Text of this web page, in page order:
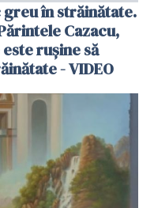
în străinătate.
Cazacu,
rușine să
- VIDEO